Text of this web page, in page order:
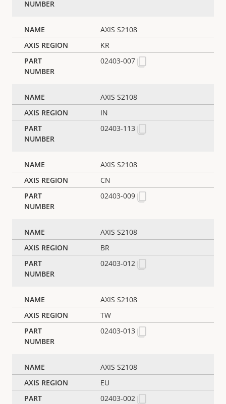
AXIS S2108
KR
02403-007
AXIS S2108
IN
02403-113
AXIS S2108
CN
02403-009
AXIS S2108
BR
02403-012
AXIS S2108
TW
02403-013
AXIS S2108
EU
02403-002